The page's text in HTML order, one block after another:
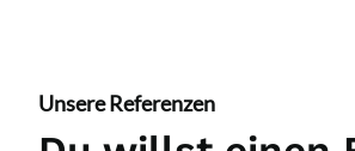
Unsere Referenzen